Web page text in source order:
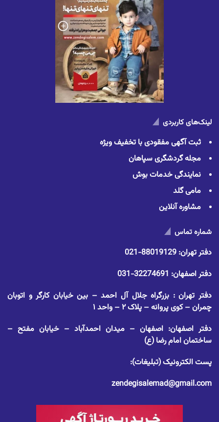
لینک‌های کاربردی
ثبت آگهی مفقودی با تخفیف ویژه
مجله گردشگری سپاهان
نمایندگی خدمات بوش
مامی گلد
مشاوره آنلاین
شماره تماس
دفتر تهران: 88019129-021
دفتر اصفهان: 32274691-031
دفتر تهران : بزرگراه جلال آل احمد – بین خیابان کارگر و اتوبان
چمران – کوی پروانه – پلاک ۲ – واحد ۱
دفتر اصفهان: اصفهان – میدان احمدآباد – خیابان مفتح –
ساختمان امام رضا (ع)
پست الکترونیک (تبلیغات):
zendegisalemad@gmail.com